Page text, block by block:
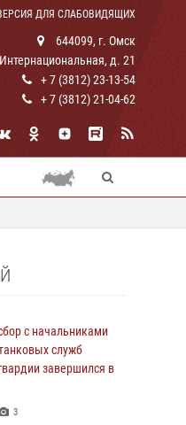
ДЛЯ СЛАБОВИДЯЩИХ
644099, г. Омск
д. 21
+ 7 (3812) 23-13-54
+ 7 (3812) 21-04-62
с начальниками
служб
завершился в
3